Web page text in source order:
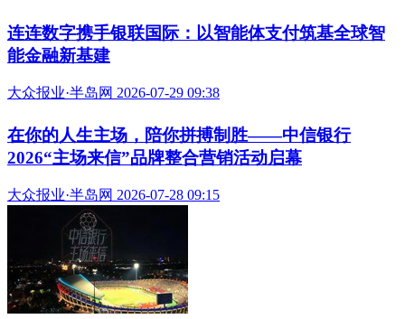
连连数字携手银联国际：以智能体支付筑基全球智
能金融新基建
大众报业·半岛网 2026-07-29 09:38
在你的人生主场，陪你拼搏制胜——中信银行
2026“主场来信”品牌整合营销活动启幕
大众报业·半岛网 2026-07-28 09:15